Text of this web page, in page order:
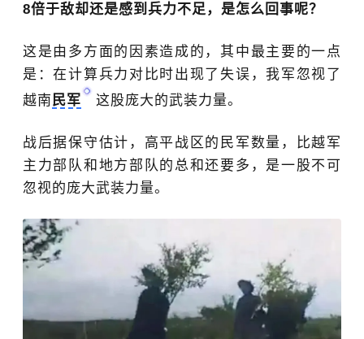
8倍于敌却还是感到兵力不足，是怎么回事呢？
这是由多方面的因素造成的，其中最主要的一点
是：在计算兵力对比时出现了失误，我军忽视了
越南 民军 这股庞大的武装力量。
战后据保守估计，高平战区的民军数量，比越军
主力部队和地方部队的总和还要多，是一股不可
忽视的庞大武装力量。